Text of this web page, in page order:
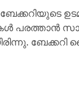
പരത്താൻ